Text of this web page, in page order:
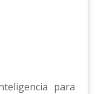
para